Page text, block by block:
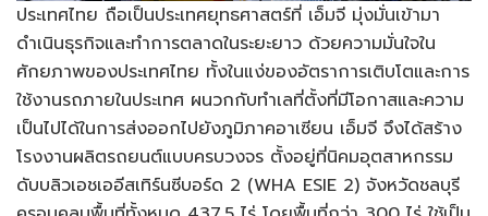
ประเทศไทย ถือเป็นประเทศยุทธศาสตร์ที่ เอ็มจี มุ่งมั่นเข้ามา
ดำเนินธุรกิจและทำการตลาดในระยะยาว ด้วยความมั่นใจใน
ศักยภาพของประเทศไทย ทั้งในแง่ของอัตราการเติบโตและการ
ใช้งานรถภายในประเทศ ผนวกกับทำเลที่ตั้งที่มีโอกาสและความ
เป็นไปได้ในการส่งออกไปยังภูมิภาคอาเซียน เอ็มจี จึงได้สร้าง
โรงงานผลิตรถยนต์แบบครบวงจร ตั้งอยู่ที่นิคมอุตสาหกรรม
ดับบลิวเอชเออีสเทิร์นซีบอร์ด 2 (WHA ESIE 2) จังหวัดชลบุรี